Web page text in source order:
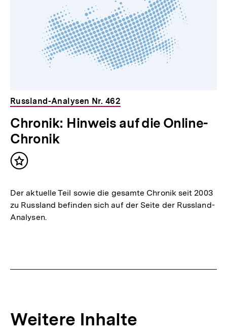
Russland-Analysen Nr. 462
Chronik: Hinweis auf die Online-
Chronik
Inhalt
Der aktuelle Teil sowie die gesamte Chronik seit 2003
zu Russland befinden sich auf der Seite der Russland-
Analysen.
Weitere Inhalte